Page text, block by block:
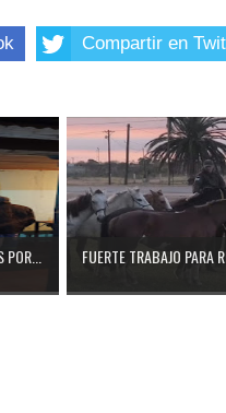
Compartir en
FUERTE TRABAJO PARA